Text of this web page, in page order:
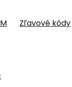
Zľavové kódy